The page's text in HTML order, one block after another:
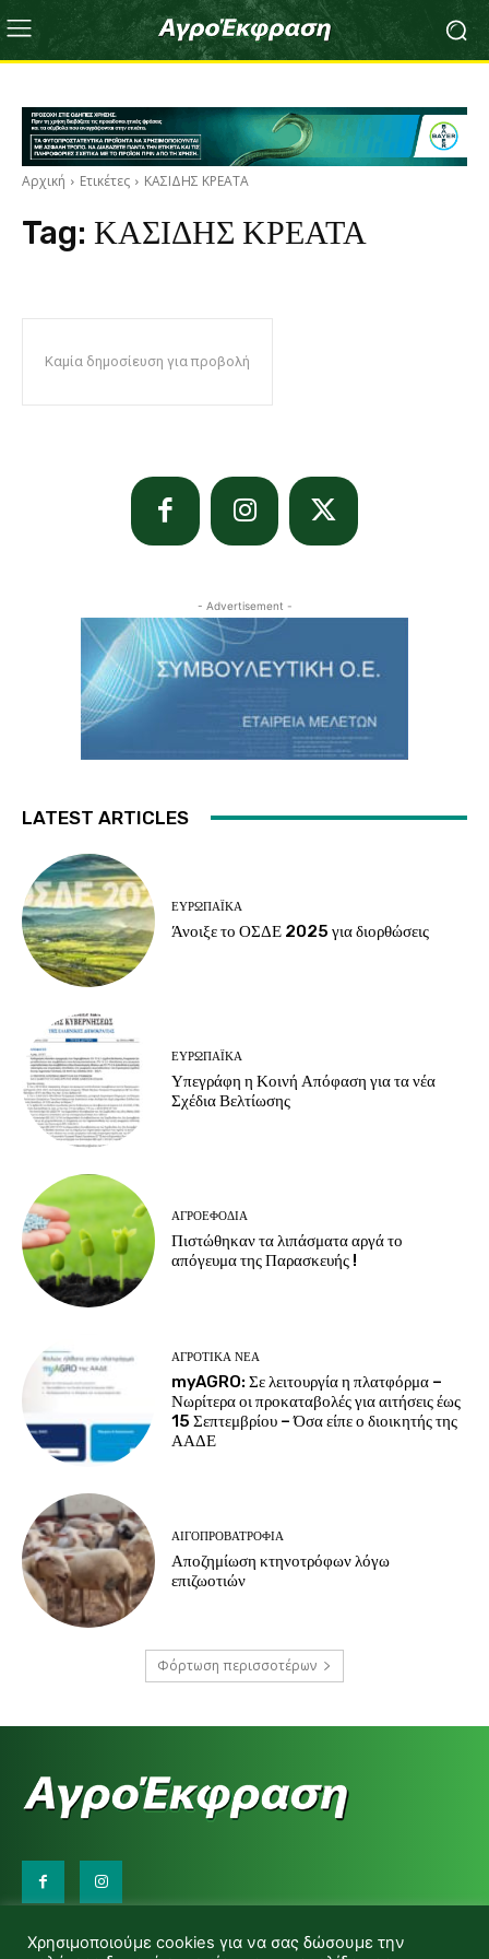
Αρχική Ετικέτες ΚΑΣΙΔΗΣ ΚΡΕΑΤΑ
Tag: ΚΑΣΙΔΗΣ ΚΡΕΑΤΑ
Καμία δημοσίευση για προβολή
- Advertisement -
LATEST ARTICLES
ΕΥΡΩΠΑΪΚΆ
Άνοιξε το ΟΣΔΕ 2025 για διορθώσεις
ΕΥΡΩΠΑΪΚΆ
Υπεγράφη η Κοινή Απόφαση για τα νέα
Σχέδια Βελτίωσης
ΑΓΡΟΕΦΌΔΙΑ
Πιστώθηκαν τα λιπάσματα αργά το
απόγευμα της Παρασκευής !
ΑΓΡΟΤΙΚΆ ΝΈΑ
myAGRO: Σε λειτουργία η πλατφόρμα –
Νωρίτερα οι προκαταβολές για αιτήσεις έως
15 Σεπτεμβρίου – Όσα είπε ο διοικητής της
ΑΑΔΕ
ΑΙΓΟΠΡΟΒΑΤΡΟΦΊΑ
Αποζημίωση κτηνοτρόφων λόγω
επιζωοτιών
Φόρτωση περισσοτέρων
d.makas@yahoo.gr
Χρησιμοποιούμε cookies για να σας δώσουμε την